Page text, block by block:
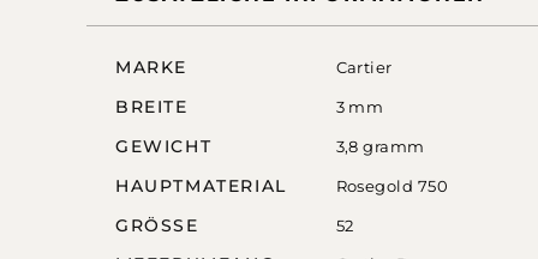
MARKE Cartier
BREITE 3 mm
GEWICHT 3,8 gramm
HAUPTMATERIAL Rosegold 750
GRÖSSE 52